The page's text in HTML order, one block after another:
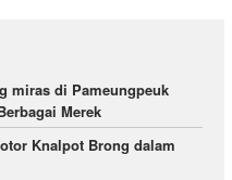
miras di Pameungpeuk
Merek
Knalpot Brong dalam